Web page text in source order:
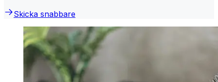
Skicka snabbare